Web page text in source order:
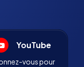
YouTube
vous pour